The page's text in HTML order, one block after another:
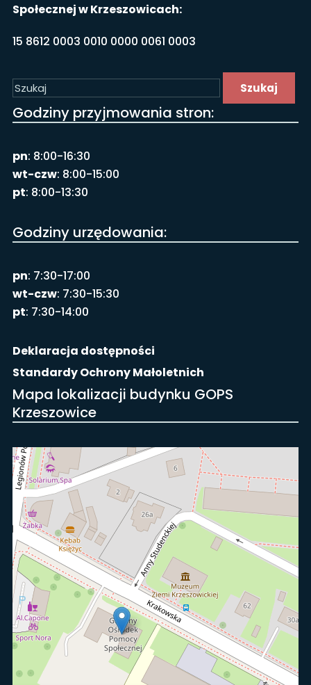
Społecznej w Krzeszowicach:
15 8612 0003 0010 0000 0061 0003
Szukaj
Godziny przyjmowania stron:
pn: 8:00-16:30
wt-czw: 8:00-15:00
pt: 8:00-13:30
Godziny urzędowania:
pn: 7:30-17:00
wt-czw: 7:30-15:30
pt: 7:30-14:00
Deklaracja dostępności
Standardy Ochrony Małoletnich
Mapa lokalizacji budynku GOPS
Krzeszowice